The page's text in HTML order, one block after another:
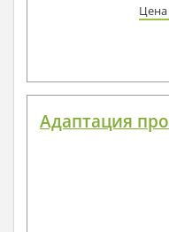
Цена
Адаптация